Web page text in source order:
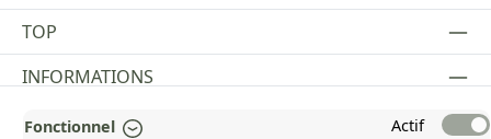
TOP
INFORMATIONS
MENTIONS LÉGALES
Fonctionnel
Actif